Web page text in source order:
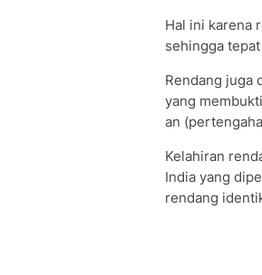
Hal ini karena
sehingga
Rendang juga
yang
an
Kelahiran
India yang
rendang